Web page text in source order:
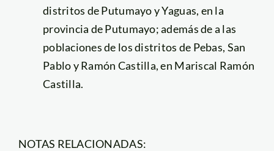
distritos de Putumayo y Yaguas, en la
provincia de Putumayo; además de a las
poblaciones de los distritos de Pebas, San
Pablo y Ramón Castilla, en Mariscal Ramón
Castilla.
NOTAS RELACIONADAS: